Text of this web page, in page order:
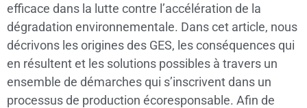
efficace dans la lutte contre l’accélération de la
dégradation environnementale. Dans cet article, nous
décrivons les origines des GES, les conséquences qui
en résultent et les solutions possibles à travers un
ensemble de démarches qui s’inscrivent dans un
processus de production écoresponsable. Afin de